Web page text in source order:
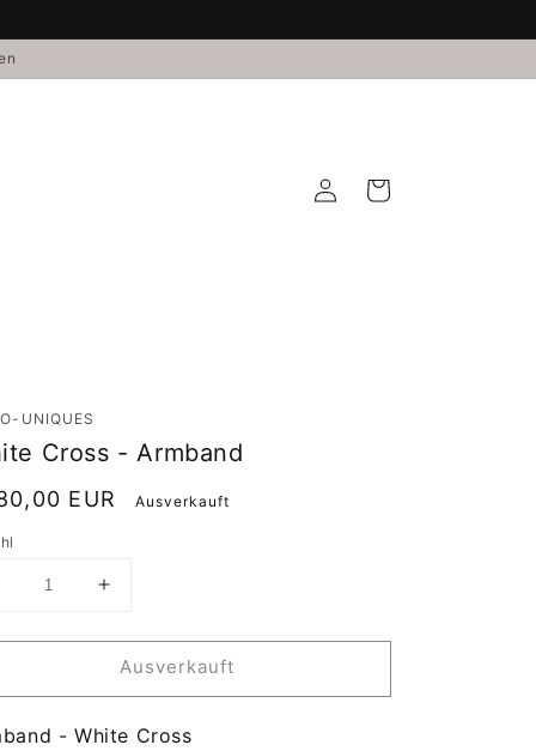
EinloggenWarenkorb
UNIQUES
Cross - Armband
EUR Ausverkauft
Verringere
Erhöhe
White
Cross
Armband
Ausverkauft
- White Cross